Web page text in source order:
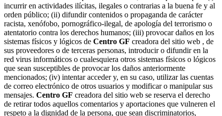
incurrir en actividades ilícitas, ilegales o contrarias a la buena fe y al
orden público; (ii) difundir contenidos o propaganda de carácter
racista, xenófobo, pornográfico-ilegal, de apología del terrorismo o
atentatorio contra los derechos humanos; (iii) provocar daños en los
sistemas físicos y lógicos de Centro GF creadora del sitio web , de
sus proveedores o de terceras personas, introducir o difundir en la
red virus informáticos o cualesquiera otros sistemas físicos o lógicos
que sean susceptibles de provocar los daños anteriormente
mencionados; (iv) intentar acceder y, en su caso, utilizar las cuentas
de correo electrónico de otros usuarios y modificar o manipular sus
mensajes. Centro GF creadora del sitio web se reserva el derecho
de retirar todos aquellos comentarios y aportaciones que vulneren el
respeto a la dignidad de la persona, que sean discriminatorios,